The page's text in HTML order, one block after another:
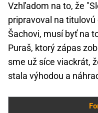
Vzhľadom na to, že
pripravoval na
Šachovi, musí byť na
Puraš, ktorý zápas
sme už síce viackrát,
stala výhodou a